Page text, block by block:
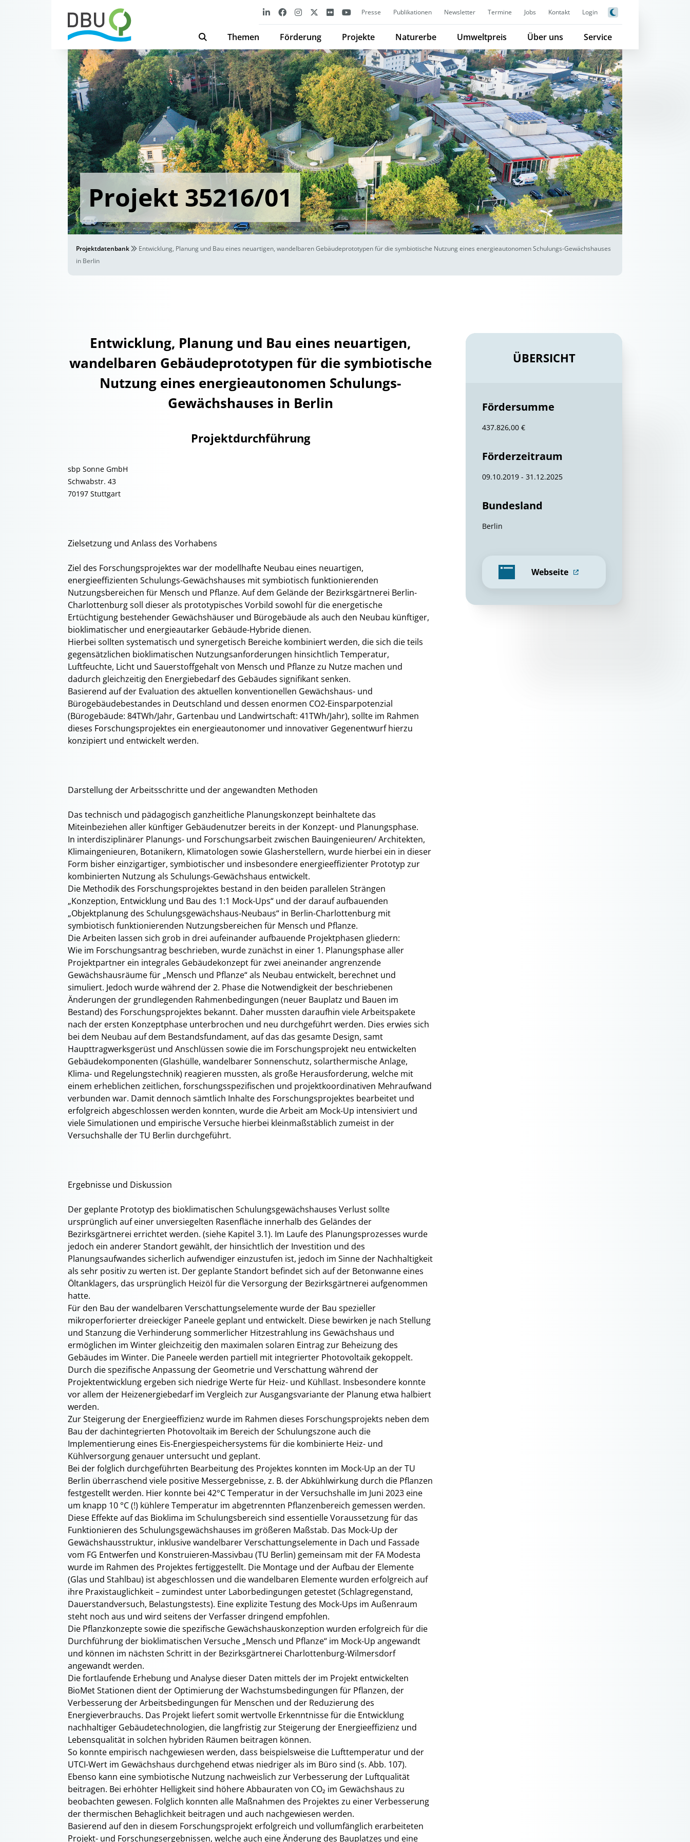
Presse Publikationen Newsletter Termine Jobs Kontakt Login
Themen Förderung Projekte Naturerbe Umweltpreis Über uns Service
Projekt 35216/01
Projektdatenbank
Entwicklung, Planung und Bau eines neuartigen, wandelbaren Gebäudeprototypen für die symbiotische Nutzung eines energieautonomen Schulungs-Gewächshauses
in Berlin
Entwicklung, Planung und Bau eines neuartigen,
wandelbaren Gebäudeprototypen für die symbiotische
Nutzung eines energieautonomen Schulungs-
Gewächshauses in Berlin
Projektdurchführung
sbp Sonne GmbH
Schwabstr. 43
70197 Stuttgart
Zielsetzung und Anlass des Vorhabens
Ziel des Forschungsprojektes war der modellhafte Neubau eines neuartigen,
energieeffizienten Schulungs-Gewächshauses mit symbiotisch funktionierenden
Nutzungsbereichen für Mensch und Pflanze. Auf dem Gelände der Bezirksgärtnerei Berlin-
Charlottenburg soll dieser als prototypisches Vorbild sowohl für die energetische
Ertüchtigung bestehender Gewächshäuser und Bürogebäude als auch den Neubau künftiger,
bioklimatischer und energieautarker Gebäude-Hybride dienen.
Hierbei sollten systematisch und synergetisch Bereiche kombiniert werden, die sich die teils
gegensätzlichen bioklimatischen Nutzungsanforderungen hinsichtlich Temperatur,
Luftfeuchte, Licht und Sauerstoffgehalt von Mensch und Pflanze zu Nutze machen und
dadurch gleichzeitig den Energiebedarf des Gebäudes signifikant senken.
Basierend auf der Evaluation des aktuellen konventionellen Gewächshaus- und
Bürogebäudebestandes in Deutschland und dessen enormen CO2-Einsparpotenzial
(Bürogebäude: 84TWh/Jahr, Gartenbau und Landwirtschaft: 41TWh/Jahr), sollte im Rahmen
dieses Forschungsprojektes ein energieautonomer und innovativer Gegenentwurf hierzu
konzipiert und entwickelt werden.
Darstellung der Arbeitsschritte und der angewandten Methoden
Das technisch und pädagogisch ganzheitliche Planungskonzept beinhaltete das
Miteinbeziehen aller künftiger Gebäudenutzer bereits in der Konzept- und Planungsphase.
In interdisziplinärer Planungs- und Forschungsarbeit zwischen Bauingenieuren/ Architekten,
Klimaingenieuren, Botanikern, Klimatologen sowie Glasherstellern, wurde hierbei ein in dieser
Form bisher einzigartiger, symbiotischer und insbesondere energieeffizienter Prototyp zur
kombinierten Nutzung als Schulungs-Gewächshaus entwickelt.
Die Methodik des Forschungsprojektes bestand in den beiden parallelen Strängen
„Konzeption, Entwicklung und Bau des 1:1 Mock-Ups“ und der darauf aufbauenden
„Objektplanung des Schulungsgewächshaus-Neubaus“ in Berlin-Charlottenburg mit
symbiotisch funktionierenden Nutzungsbereichen für Mensch und Pflanze.
Die Arbeiten lassen sich grob in drei aufeinander aufbauende Projektphasen gliedern:
Wie im Forschungsantrag beschrieben, wurde zunächst in einer 1. Planungsphase aller
Projektpartner ein integrales Gebäudekonzept für zwei aneinander angrenzende
Gewächshausräume für „Mensch und Pflanze“ als Neubau entwickelt, berechnet und
simuliert. Jedoch wurde während der 2. Phase die Notwendigkeit der beschriebenen
Änderungen der grundlegenden Rahmenbedingungen (neuer Bauplatz und Bauen im
Bestand) des Forschungsprojektes bekannt. Daher mussten daraufhin viele Arbeitspakete
nach der ersten Konzeptphase unterbrochen und neu durchgeführt werden. Dies erwies sich
bei dem Neubau auf dem Bestandsfundament, auf das das gesamte Design, samt
Haupttragwerksgerüst und Anschlüssen sowie die im Forschungsprojekt neu entwickelten
Gebäudekomponenten (Glashülle, wandelbarer Sonnenschutz, solarthermische Anlage,
Klima- und Regelungstechnik) reagieren mussten, als große Herausforderung, welche mit
einem erheblichen zeitlichen, forschungsspezifischen und projektkoordinativen Mehraufwand
verbunden war. Damit dennoch sämtlich Inhalte des Forschungsprojektes bearbeitet und
erfolgreich abgeschlossen werden konnten, wurde die Arbeit am Mock-Up intensiviert und
viele Simulationen und empirische Versuche hierbei kleinmaßstäblich zumeist in der
Versuchshalle der TU Berlin durchgeführt.
Ergebnisse und Diskussion
Der geplante Prototyp des bioklimatischen Schulungsgewächshauses Verlust sollte
ursprünglich auf einer unversiegelten Rasenfläche innerhalb des Geländes der
Bezirksgärtnerei errichtet werden. (siehe Kapitel 3.1). Im Laufe des Planungsprozesses wurde
jedoch ein anderer Standort gewählt, der hinsichtlich der Investition und des
Planungsaufwandes sicherlich aufwendiger einzustufen ist, jedoch im Sinne der Nachhaltigkeit
als sehr positiv zu werten ist. Der geplante Standort befindet sich auf der Betonwanne eines
Öltanklagers, das ursprünglich Heizöl für die Versorgung der Bezirksgärtnerei aufgenommen
hatte.
Für den Bau der wandelbaren Verschattungselemente wurde der Bau spezieller
mikroperforierter dreieckiger Paneele geplant und entwickelt. Diese bewirken je nach Stellung
und Stanzung die Verhinderung sommerlicher Hitzestrahlung ins Gewächshaus und
ermöglichen im Winter gleichzeitig den maximalen solaren Eintrag zur Beheizung des
Gebäudes im Winter. Die Paneele werden partiell mit integrierter Photovoltaik gekoppelt.
Durch die spezifische Anpassung der Geometrie und Verschattung während der
Projektentwicklung ergeben sich niedrige Werte für Heiz- und Kühllast. Insbesondere konnte
vor allem der Heizenergiebedarf im Vergleich zur Ausgangsvariante der Planung etwa halbiert
werden.
Zur Steigerung der Energieeffizienz wurde im Rahmen dieses Forschungsprojekts neben dem
Bau der dachintegrierten Photovoltaik im Bereich der Schulungszone auch die
Implementierung eines Eis-Energiespeichersystems für die kombinierte Heiz- und
Kühlversorgung genauer untersucht und geplant.
Bei der folglich durchgeführten Bearbeitung des Projektes konnten im Mock-Up an der TU
Berlin überraschend viele positive Messergebnisse, z. B. der Abkühlwirkung durch die Pflanzen
festgestellt werden. Hier konnte bei 42°C Temperatur in der Versuchshalle im Juni 2023 eine
um knapp 10 °C (!) kühlere Temperatur im abgetrennten Pflanzenbereich gemessen werden.
Diese Effekte auf das Bioklima im Schulungsbereich sind essentielle Voraussetzung für das
Funktionieren des Schulungsgewächshauses im größeren Maßstab. Das Mock-Up der
Gewächshausstruktur, inklusive wandelbarer Verschattungselemente in Dach und Fassade
vom FG Entwerfen und Konstruieren-Massivbau (TU Berlin) gemeinsam mit der FA Modesta
wurde im Rahmen des Projektes fertiggestellt. Die Montage und der Aufbau der Elemente
(Glas und Stahlbau) ist abgeschlossen und die wandelbaren Elemente wurden erfolgreich auf
ihre Praxistauglichkeit – zumindest unter Laborbedingungen getestet (Schlagregenstand,
Dauerstandversuch, Belastungstests). Eine explizite Testung des Mock-Ups im Außenraum
steht noch aus und wird seitens der Verfasser dringend empfohlen.
Die Pflanzkonzepte sowie die spezifische Gewächshauskonzeption wurden erfolgreich für die
Durchführung der bioklimatischen Versuche „Mensch und Pflanze“ im Mock-Up angewandt
und können im nächsten Schritt in der Bezirksgärtnerei Charlottenburg-Wilmersdorf
angewandt werden.
Die fortlaufende Erhebung und Analyse dieser Daten mittels der im Projekt entwickelten
BioMet Stationen dient der Optimierung der Wachstumsbedingungen für Pflanzen, der
Verbesserung der Arbeitsbedingungen für Menschen und der Reduzierung des
Energieverbrauchs. Das Projekt liefert somit wertvolle Erkenntnisse für die Entwicklung
nachhaltiger Gebäudetechnologien, die langfristig zur Steigerung der Energieeffizienz und
Lebensqualität in solchen hybriden Räumen beitragen können.
So konnte empirisch nachgewiesen werden, dass beispielsweise die Lufttemperatur und der
UTCI-Wert im Gewächshaus durchgehend etwas niedriger als im Büro sind (s. Abb. 107).
Ebenso kann eine symbiotische Nutzung nachweislich zur Verbesserung der Luftqualität
beitragen. Bei erhöhter Helligkeit sind höhere Abbauraten von CO₂ im Gewächshaus zu
beobachten gewesen. Folglich konnten alle Maßnahmen des Projektes zu einer Verbesserung
der thermischen Behaglichkeit beitragen und auch nachgewiesen werden.
Basierend auf den in diesem Forschungsprojekt erfolgreich und vollumfänglich erarbeiteten
Projekt- und Forschungsergebnissen, welche auch eine Änderung des Bauplatzes und eine
ÜBERSICHT
Fördersumme
437.826,00 €
Förderzeitraum
09.10.2019 - 31.12.2025
Bundesland
Berlin
Webseite